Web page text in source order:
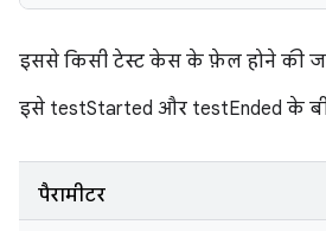
इससे किसी टेस्ट केस के फ़ेल होने की
इसे testStarted और testEnded के
पैरामीटर